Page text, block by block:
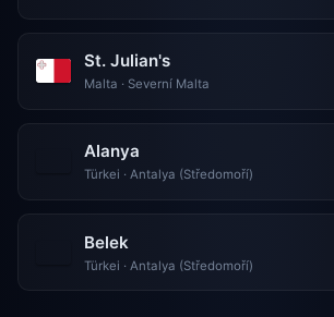
St. Julian's
Malta · Severní Malta
Alanya
Türkei · Antalya (Středomoří)
Belek
Türkei · Antalya (Středomoří)